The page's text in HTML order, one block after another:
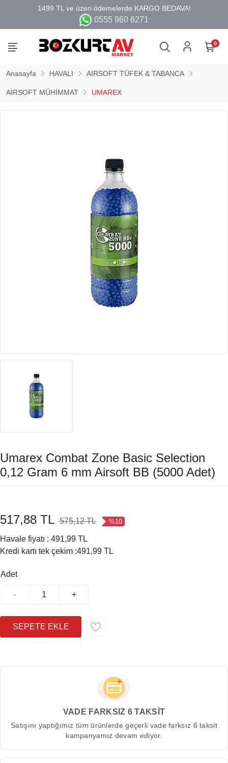
0555 960 6271
0
Anasayfa HAVALI AIRSOFT TÜFEK & TABANCA
AİRSOFT MÜHİMMAT UMAREX
Umarex Combat Zone Basic Selection
0,12 Gram 6 mm Airsoft BB (5000 Adet)
517,88 TL 575,12 TL %10
Havale fiyatı : 491,99 TL
Kredi kartı tek çekim :491,99 TL
Adet
- +
VADE FARKSIZ 6 TAKSİT
Satışını yaptığımız tüm ürünlerde geçerli vade farksız 6 taksit
kampanyamız devam ediyor.